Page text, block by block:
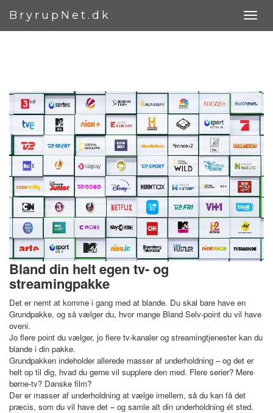
BryrupNet.dk
Bland din helt egen tv- og
streamingpakke
Det er nemt at komme i gang med at blande. Du skal bare have en
Grundpakke, og så vælger du, hvor mange Bland Selv-point du vil have
oveni.
Jo flere point du vælger, jo flere tv-kanaler og streamingtjenester kan du
blande i din pakke.
Grundpakken indeholder allerede masser af underholdning – og det er
helt op til dig, hvad du gerne vil supplere den med. Flere serier? Mere
børne-tv? Danske film?
Der er masser af underholdning at vælge imellem, så du kan få det
præcis, som du vil have det – og samle alt din underholdning ét sted.